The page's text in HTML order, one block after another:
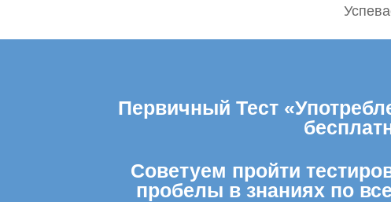
Первичный Тест
Советуем пройти
пробелы в знаниях по